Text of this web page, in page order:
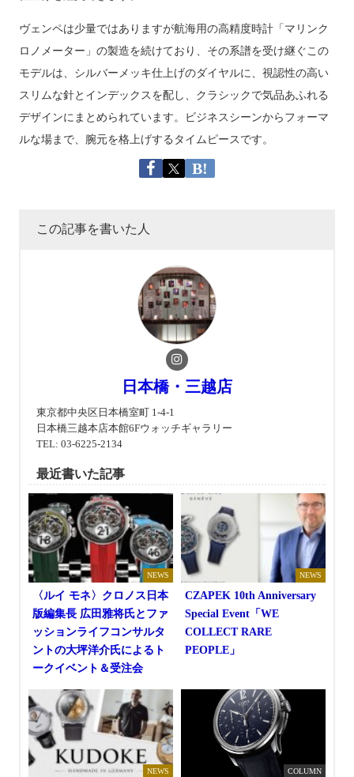
ヴェンペは少量ではありますが航海用の高精度時計「マリンク
ロノメーター」の製造を続けており、その系譜を受け継ぐこの
モデルは、シルバーメッキ仕上げのダイヤルに、視認性の高い
スリムな針とインデックスを配し、クラシックで気品あふれる
デザインにまとめられています。ビジネスシーンからフォーマ
ルな場まで、腕元を格上げするタイムピースです。
この記事を書いた人
日本橋・三越店
東京都中央区日本橋室町 1-4-1
日本橋三越本店本館6Fウォッチギャラリー
TEL: 03-6225-2134
最近書いた記事
NEWS
〈ルイ モネ〉クロノス日本
版編集長 広田雅将氏とファ
ッションライフコンサルタ
ントの大坪洋介氏によるト
ークイベント＆受注会
NEWS
CZAPEK 10th Anniversary
Special Event「WE
COLLECT RARE
PEOPLE」
NEWS COLUMN